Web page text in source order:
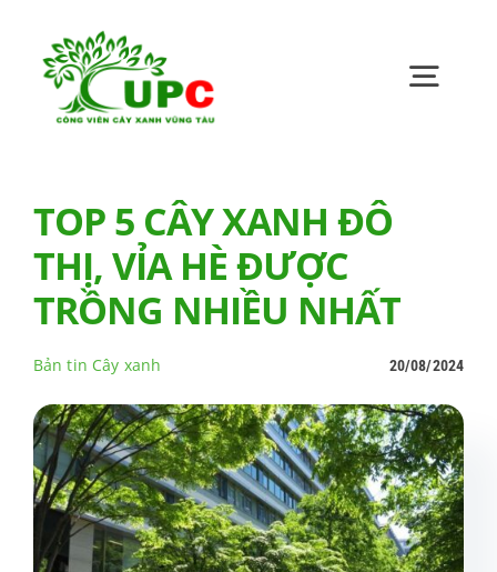
content
Giới thiệu
Quan hệ cổ đông
Dự án
TOP 5 CÂY XANH ĐÔ
THỊ, VỈA HÈ ĐƯỢC
TRỒNG NHIỀU NHẤT
Bản tin Cây xanh 20/08/2024